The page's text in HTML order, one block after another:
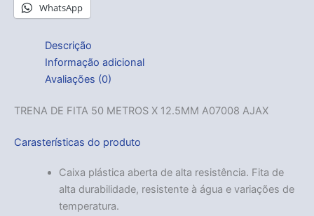
WhatsApp
Descrição
Informação adicional
Avaliações (0)
TRENA DE FITA 50 METROS X 12.5MM A07008 AJAX
Carasterísticas do produto
Caixa plástica aberta de alta resistência. Fita de
alta durabilidade, resistente à água e variações de
temperatura.